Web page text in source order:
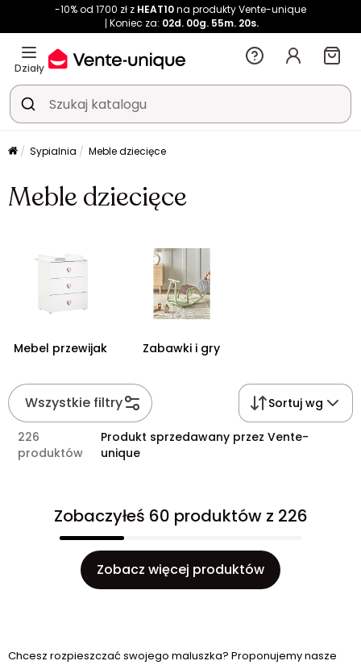
-10% od 1700 zł z HEAT10na produkty Vente-unique
Koniec za: 02d. 00g. 55m. 19s.
Działy
Sypialnia Meble dziecięce
Meble dziecięce
Mebel przewijak Zabawki i gry
Wszystkie filtry Sortuj wg
226
produktów
Produkt sprzedawany przez Vente-
unique
Zobaczyłeś 60 produktów z 226
Zobacz więcej produktów
Chcesz rozpieszczać swojego maluszka? Proponujemy nasze